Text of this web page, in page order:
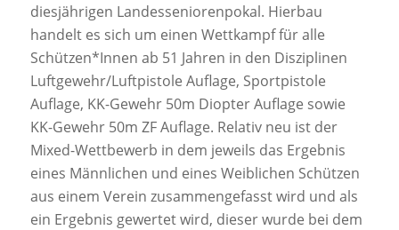
diesjährigen Landesseniorenpokal. Hierbau
handelt es sich um einen Wettkampf für alle
Schützen*Innen ab 51 Jahren in den Disziplinen
Luftgewehr/Luftpistole Auflage, Sportpistole
Auflage, KK-Gewehr 50m Diopter Auflage sowie
KK-Gewehr 50m ZF Auflage. Relativ neu ist der
Mixed-Wettbewerb in dem jeweils das Ergebnis
eines Männlichen und eines Weiblichen Schützen
aus einem Verein zusammengefasst wird und als
ein Ergebnis gewertet wird, dieser wurde bei dem